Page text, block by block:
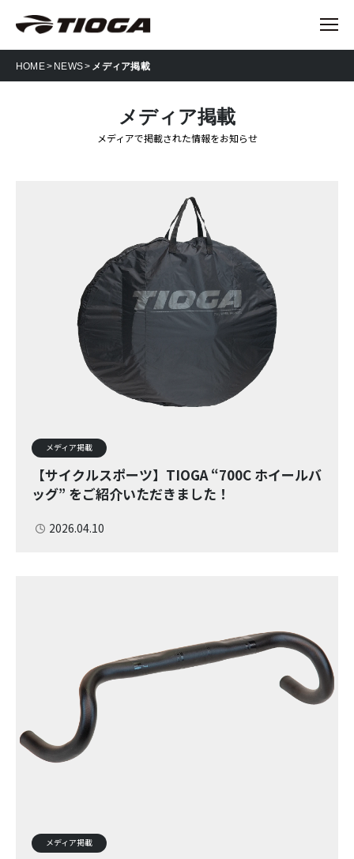
HOME NEWS メディア掲載
メディア掲載
メディアで掲載された情報をお知らせ
メディア掲載
【サイクルスポーツ】TIOGA “700C ホイールバ
ッグ” をご紹介いただきました！
2026.04.10
メディア掲載